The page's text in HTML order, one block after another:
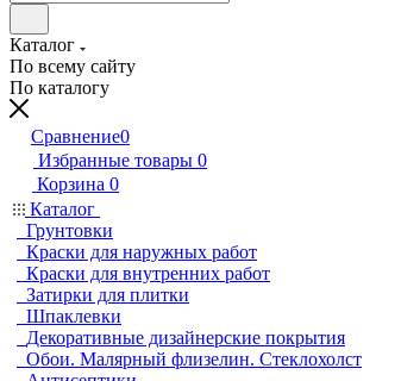
Каталог
По всему сайту
По каталогу
Сравнение0
Избранные товары 0
Корзина 0
Каталог
Грунтовки
Краски для наружных работ
Краски для внутренних работ
Затирки для плитки
Шпаклевки
Декоративные дизайнерские покрытия
Обои. Малярный флизелин. Стеклохолст